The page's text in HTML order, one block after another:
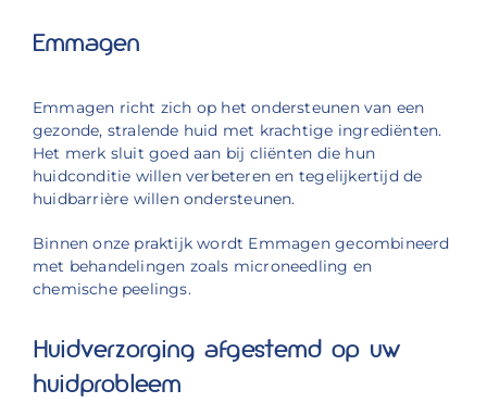
Emmagen
Emmagen richt zich op het ondersteunen van een
gezonde, stralende huid met krachtige ingrediënten.
Het merk sluit goed aan bij cliënten die hun
huidconditie willen verbeteren en tegelijkertijd de
huidbarrière willen ondersteunen.
Binnen onze praktijk wordt Emmagen gecombineerd
met behandelingen zoals microneedling en
chemische peelings.
Huidverzorging afgestemd op uw
huidprobleem